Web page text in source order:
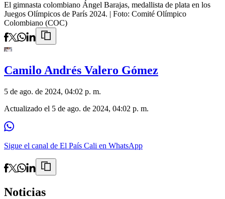
El gimnasta colombiano Ángel Barajas, medallista de plata en los
Juegos Olímpicos de París 2024. | Foto: Comité Olímpico
Colombiano (COC)
Camilo Andrés Valero Gómez
5 de ago. de 2024, 04:02 p. m.
Actualizado el 5 de ago. de 2024, 04:02 p. m.
Sigue el canal de El País Cali en WhatsApp
Noticias